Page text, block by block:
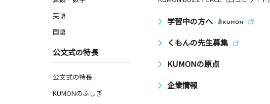
英語
国語
公文式の特長
公文式の特長
KUMONのふしぎ
学習中の方へ
くもんの先生募集
KUMONの原点
企業情報